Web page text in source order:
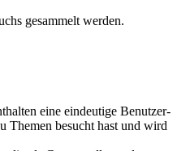
gesammelt werden.
eine eindeutige Benutzer-
Themen besucht hast und wird